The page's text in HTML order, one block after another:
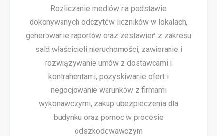
Rozliczanie mediów na podstawie
dokonywanych odczytów liczników w lokalach,
generowanie raportów oraz zestawień z zakresu
sald właścicieli nieruchomości, zawieranie i
rozwiązywanie umów z dostawcami i
kontrahentami, pozyskiwanie ofert i
negocjowanie warunków z firmami
wykonawczymi, zakup ubezpieczenia dla
budynku oraz pomoc w procesie
odszkodowawczym